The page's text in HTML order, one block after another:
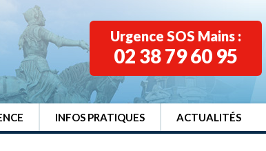
Urgence SOS Mains :
02 38 79 60 95
INFOS PRATIQUES ACTUALITÉS